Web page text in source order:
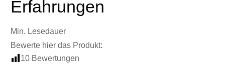
Erfahrungen
Min. Lesedauer
Bewerte hier das Produkt:
10 Bewertungen